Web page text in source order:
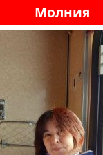
Молния